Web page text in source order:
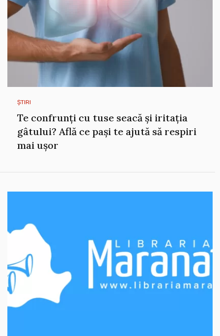
ȘTIRI
Te confrunți cu tuse seacă și iritația
gâtului? Află ce pași te ajută să respiri
mai ușor